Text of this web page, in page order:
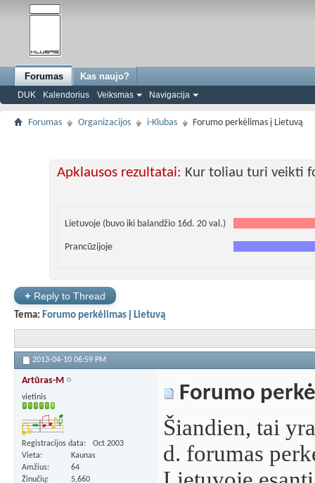
Forumas
DUK Kalendorius Veiksmas Navigacija
Kas naujo?
Forumas Organizacijos i-Klubas Forumo perkėlimas į Lietuvą
Apklausos rezultatai: Kur toliau turi veikti
Lietuvoje (buvo iki balandžio 16d. 20 val.)
Prancūzijoje
+ Reply to Thread
Tema: Forumo perkėlimas į Lietuvą
2013-04-10 06:59 PM
Artūras-M
vietinis
Registracijos data
Oct 2003
Vieta
Kaunas
Amžius
64
Žinučių
5,660
Forumo
Šiandien, tai
d. forumas